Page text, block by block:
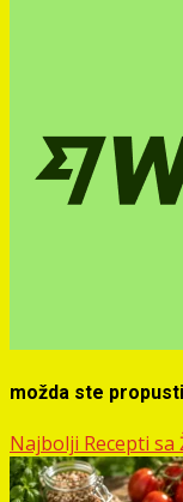
možda ste
Najbolji Recepti sa